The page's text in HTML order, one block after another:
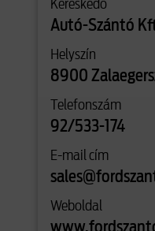
Autó-Szántó
Helyszín
8900
Telefonszám
92/533-174
E-mail cím
Weboldal